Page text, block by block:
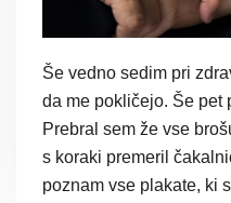
Še vedno sedim pri
da me pokličejo. Še pet
Prebral sem že vse
s koraki premeril
poznam vse plakate, ki